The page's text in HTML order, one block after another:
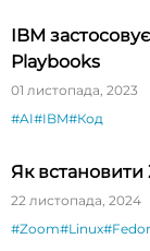
IBM
Playbooks
01 листопада, 2023
#AI#IBM#Код
Як
22 листопада, 2024
#Zoom#Linux